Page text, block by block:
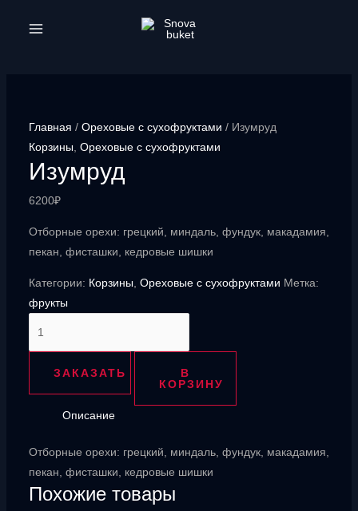
Главная / Ореховые с сухофруктами / Изумруд
Корзины, Ореховые с сухофруктами
Изумруд
6200₽
Отборные орехи: грецкий, миндаль, фундук, макадамия,
пекан, фисташки, кедровые шишки
Категории: Корзины, Ореховые с сухофруктами Метка:
фрукты
ЗАКАЗАТЬ
В
КОРЗИНУ
Описание
Отборные орехи: грецкий, миндаль, фундук, макадамия,
пекан, фисташки, кедровые шишки
Похожие товары